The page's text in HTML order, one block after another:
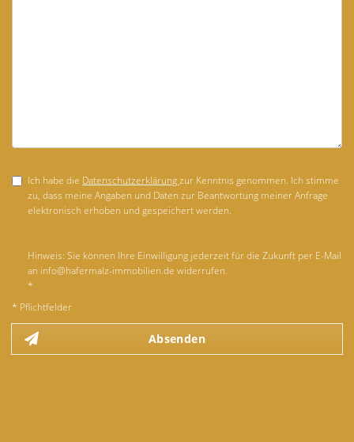
Ich habe die Datenschutzerklärungzur Kenntnis genommen. Ich stimme
zu, dass meine Angaben und Daten zur Beantwortung meiner Anfrage
elektronisch erhoben und gespeichert werden.
Hinweis: Sie können Ihre Einwilligung jederzeit für die Zukunft per E-Mail
an info@hafermalz-immobilien.de widerrufen.
*
* Pflichtfelder
Absenden